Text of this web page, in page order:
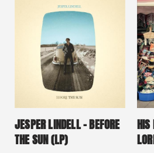
JESPER LINDELL – BEFORE
THE SUN (LP)
HIS